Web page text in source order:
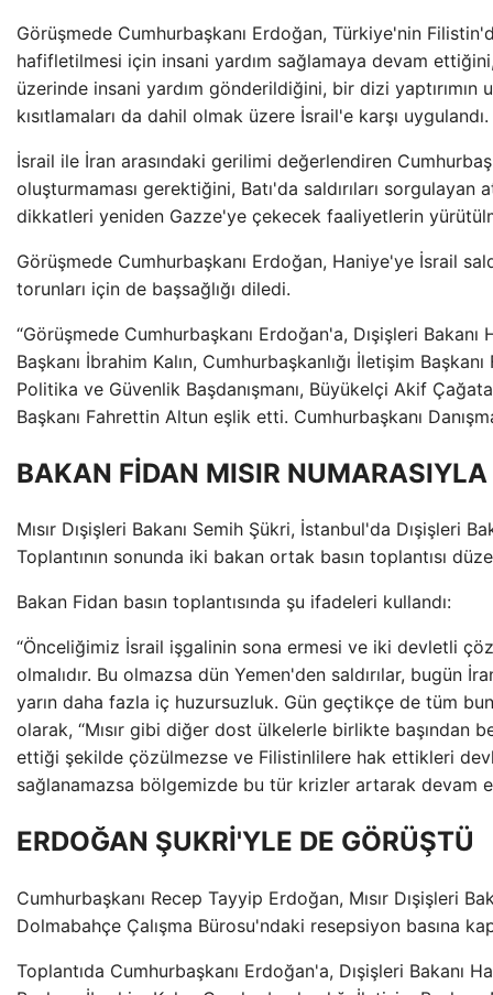
Görüşmede Cumhurbaşkanı Erdoğan, Türkiye'nin
hafifletilmesi için insani yardım sağlamaya devam
üzerinde insani yardım gönderildiğini, bir dizi yaptırımın
kısıtlamaları da dahil olmak üzere İsrail'e karşı uygulandı.
İsrail ile İran arasındaki gerilimi değerlendiren
oluşturmaması gerektiğini, Batı'da saldırıları sorgulayan
dikkatleri yeniden Gazze'ye çekecek faaliyetlerin
Görüşmede Cumhurbaşkanı Erdoğan, Haniye'ye İsrail
torunları için de başsağlığı diledi.
“Görüşmede Cumhurbaşkanı Erdoğan'a, Dışişleri
Başkanı İbrahim Kalın, Cumhurbaşkanlığı İletişim
Politika ve Güvenlik Başdanışmanı, Büyükelçi Akif
Başkanı Fahrettin Altun eşlik etti. Cumhurbaşkanı
BAKAN FİDAN MISIR NUMARASIYLA
Mısır Dışişleri Bakanı Semih Şükri, İstanbul'da Dışişleri
Toplantının sonunda iki bakan ortak basın toplantısı
Bakan Fidan basın toplantısında şu ifadeleri kullandı:
“Önceliğimiz İsrail işgalinin sona ermesi ve iki devletli
olmalıdır. Bu olmazsa dün Yemen'den saldırılar, bugün
yarın daha fazla iç huzursuzluk. Gün geçtikçe de tüm
olarak, “Mısır gibi diğer dost ülkelerle birlikte başından
ettiği şekilde çözülmezse ve Filistinlilere hak ettikleri
sağlanamazsa bölgemizde bu tür krizler artarak devam
ERDOĞAN ŞUKRİ'YLE DE GÖRÜŞTÜ
Cumhurbaşkanı Recep Tayyip Erdoğan, Mısır Dışişleri
Dolmabahçe Çalışma Bürosu'ndaki resepsiyon basına
Toplantıda Cumhurbaşkanı Erdoğan'a, Dışişleri Bakanı